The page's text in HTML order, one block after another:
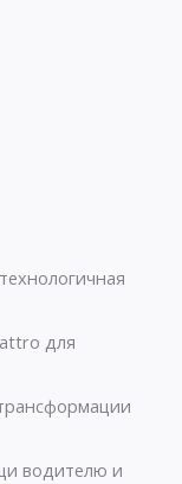
для
водителю и